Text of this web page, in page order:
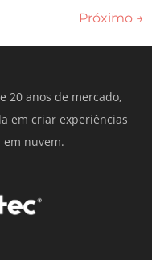
Próximo →
20 anos de mercado,
em criar experiências
em nuvem.